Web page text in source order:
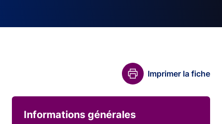
Imprimer la fiche
Informations générales